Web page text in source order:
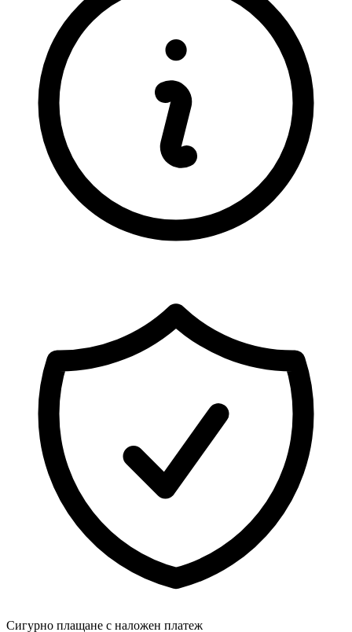
Сигурно плащане с наложен платеж